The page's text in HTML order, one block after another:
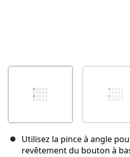
Utilisez la pince à angle
revêtement du bouton à